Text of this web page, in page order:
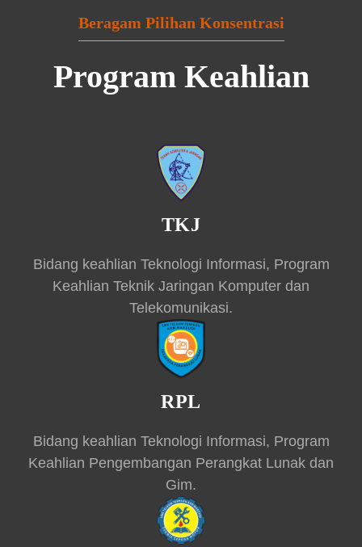
Beragam Pilihan Konsentrasi
Program Keahlian
TKJ
Bidang keahlian Teknologi Informasi, Program
Keahlian Teknik Jaringan Komputer dan
Telekomunikasi.
RPL
Bidang keahlian Teknologi Informasi, Program
Keahlian Pengembangan Perangkat Lunak dan
Gim.